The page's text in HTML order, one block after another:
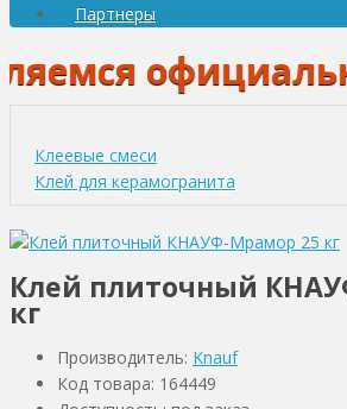
Партнеры
Клеевые смеси
Клей для керамогранита
Клей плиточный
кг
Производитель: Knauf
Код товара: 164449